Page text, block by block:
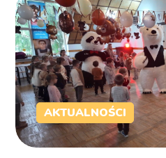
AKTUALNOŚCI